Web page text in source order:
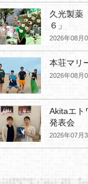
久光製薬
６」
2026年08月
本荘マリ
2026年08月
Akitaエト
発表会
2026年07月